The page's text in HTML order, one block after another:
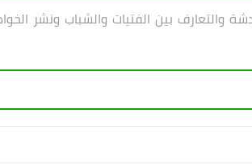
والتعارف بين الفتيات والشباب ونشر